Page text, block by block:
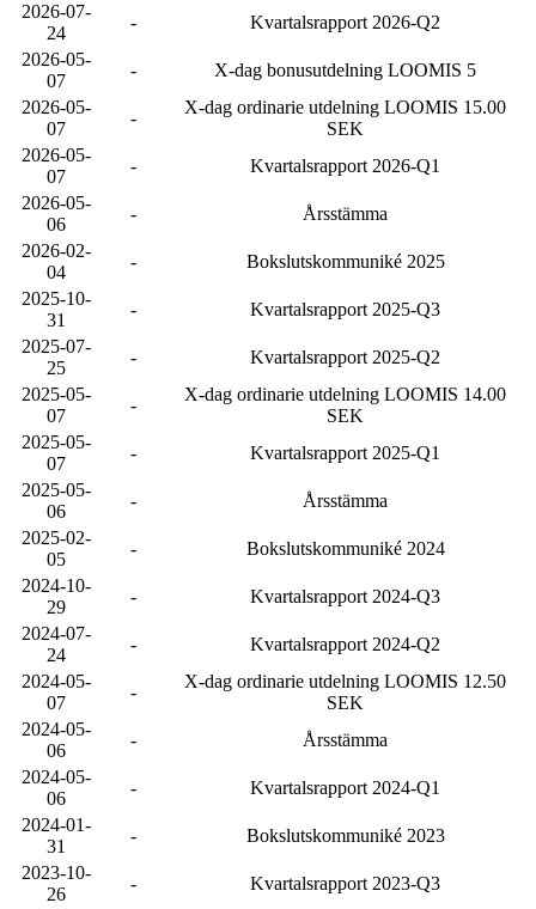
2026-07-
24
-
Kvartalsrapport 2026-Q2
2026-05-
07
-
X-dag bonusutdelning LOOMIS 5
2026-05-
07
-
X-dag ordinarie utdelning LOOMIS 15.00
SEK
2026-05-
07
-
Kvartalsrapport 2026-Q1
2026-05-
06
-
Årsstämma
2026-02-
04
-
Bokslutskommuniké 2025
2025-10-
31
-
Kvartalsrapport 2025-Q3
2025-07-
25
-
Kvartalsrapport 2025-Q2
2025-05-
07
-
X-dag ordinarie utdelning LOOMIS 14.00
SEK
2025-05-
07
-
Kvartalsrapport 2025-Q1
2025-05-
06
-
Årsstämma
2025-02-
05
-
Bokslutskommuniké 2024
2024-10-
29
-
Kvartalsrapport 2024-Q3
2024-07-
24
-
Kvartalsrapport 2024-Q2
2024-05-
07
-
X-dag ordinarie utdelning LOOMIS 12.50
SEK
2024-05-
06
-
Årsstämma
2024-05-
06
-
Kvartalsrapport 2024-Q1
2024-01-
31
-
Bokslutskommuniké 2023
2023-10-
26
- Kvartalsrapport 2023-Q3